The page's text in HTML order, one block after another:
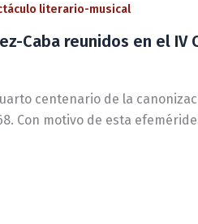
literario-musical
Caba reunidos en el
centenario de la
Con motivo de esta